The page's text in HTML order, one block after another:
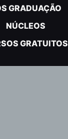
GRADUAÇÃO
NÚCLEOS
GRATUITOS